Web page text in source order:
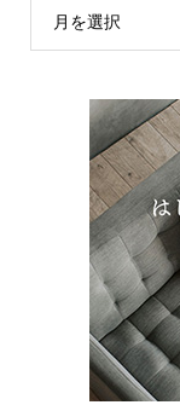
月を選択